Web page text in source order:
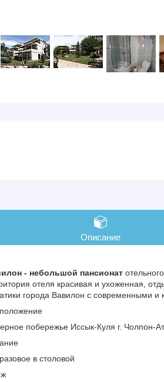
Описание
- небольшой пансионат
отеля красивая и ухоженная,
города Вавилон с современными
побережье Иссык-Куля г. Чолпон-
в столовой